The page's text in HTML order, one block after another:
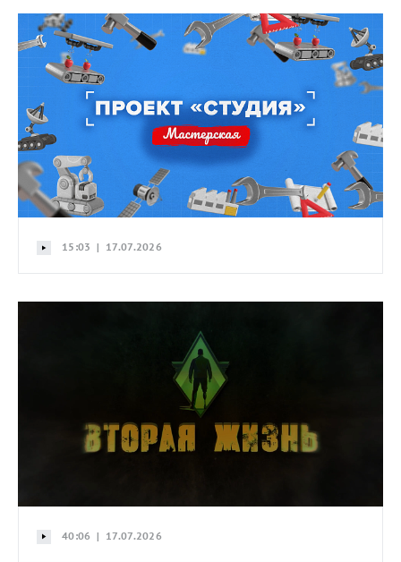
15:03 | 17.07.2026
40:06 | 17.07.2026